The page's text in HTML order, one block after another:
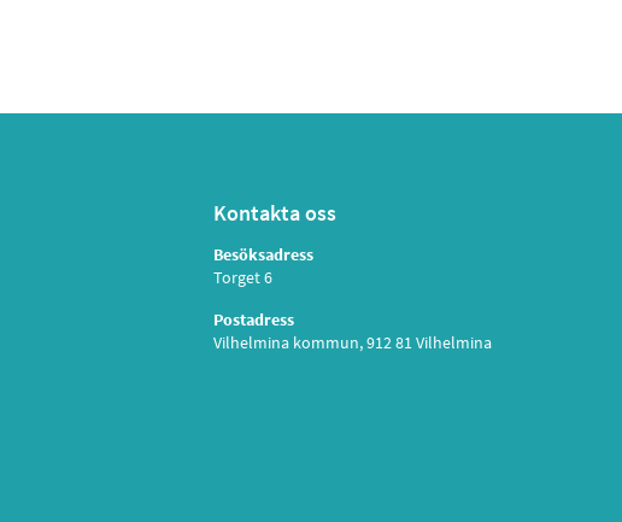
Kontakta oss
Besöksadress
Torget 6
Postadress
Vilhelmina kommun, 912 81 Vilhelmina